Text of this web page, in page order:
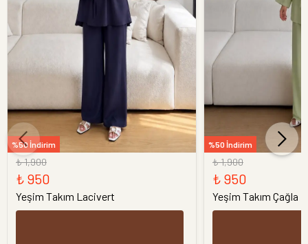
%50 İndirim
₺ 1,900
₺ 950
Yeşim Takım Lacivert
%50 İndirim
₺ 1,900
₺ 950
Yeşim Takım Çağla